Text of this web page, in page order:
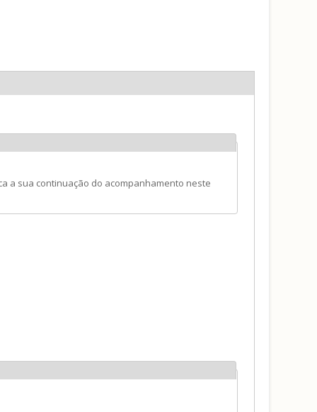
a sua continuação do acompanhamento neste